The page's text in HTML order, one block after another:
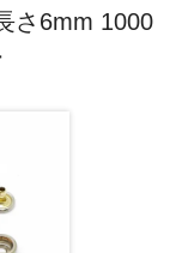
さ6mm 1000